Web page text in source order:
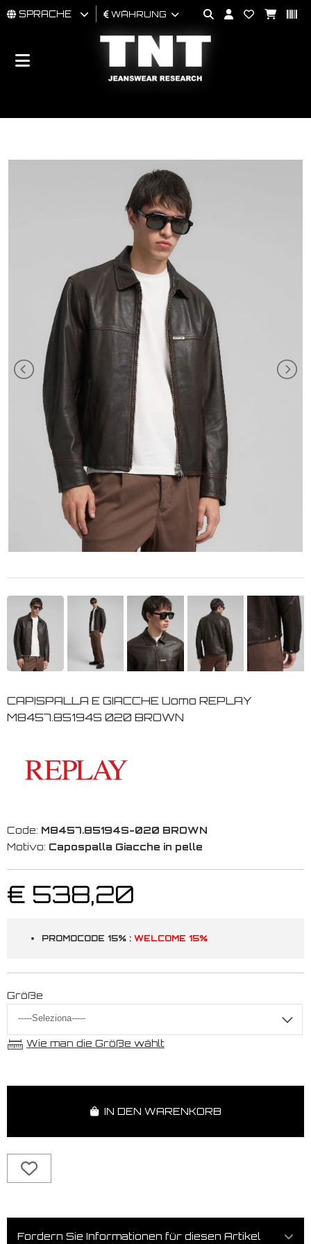
MÄNNER
BRAND
SPRACHE WÄHRUNG
CAPISPALLA E GIACCHE Uomo REPLAY
M8457.85194S 020 BROWN
Code: M8457.85194S-020 BROWN
Motivo: Capospalla Giacche in pelle
€ 538,20
PROMOCODE 15% : WELCOME 15%
Größe
Wie man die Größe wählt
IN DEN WARENKORB
Fordern Sie Informationen für diesen Artikel